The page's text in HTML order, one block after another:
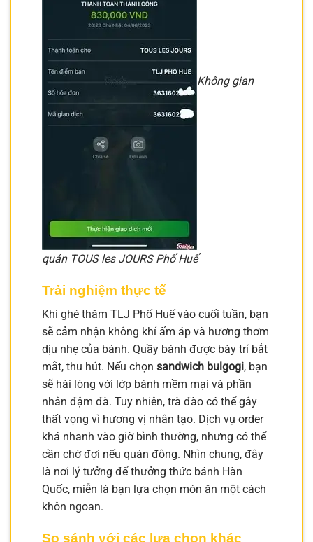
Không gian
quán TOUS les JOURS Phố Huế
Trải nghiệm thực tế
Khi ghé thăm TLJ Phố Huế vào cuối tuần, bạn
sẽ cảm nhận không khí ấm áp và hương thơm
dịu nhẹ của bánh. Quầy bánh được bày trí bắt
mắt, thu hút. Nếu chọn sandwich bulgogi, bạn
sẽ hài lòng với lớp bánh mềm mại và phần
nhân đậm đà. Tuy nhiên, trà đào có thể gây
thất vọng vì hương vị nhân tạo. Dịch vụ order
khá nhanh vào giờ bình thường, nhưng có thể
cần chờ đợi nếu quán đông. Nhìn chung, đây
là nơi lý tưởng để thưởng thức bánh Hàn
Quốc, miễn là bạn lựa chọn món ăn một cách
khôn ngoan.
So sánh với các lựa chọn khác